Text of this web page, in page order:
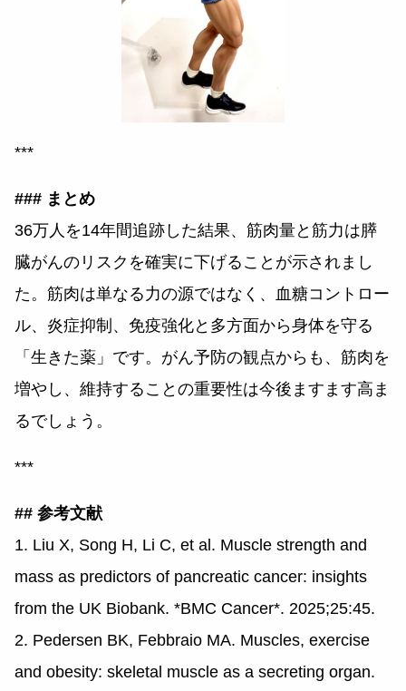
***
### まとめ
36万人を14年間追跡した結果、筋肉量と筋力は膵
臓がんのリスクを確実に下げることが示されまし
た。筋肉は単なる力の源ではなく、血糖コントロー
ル、炎症抑制、免疫強化と多方面から身体を守る
「生きた薬」です。がん予防の観点からも、筋肉を
増やし、維持することの重要性は今後ますます高ま
るでしょう。
***
## 参考文献
1. Liu X, Song H, Li C, et al. Muscle strength and
mass as predictors of pancreatic cancer: insights
from the UK Biobank. *BMC Cancer*. 2025;25:45.
2. Pedersen BK, Febbraio MA. Muscles, exercise
and obesity: skeletal muscle as a secreting organ.